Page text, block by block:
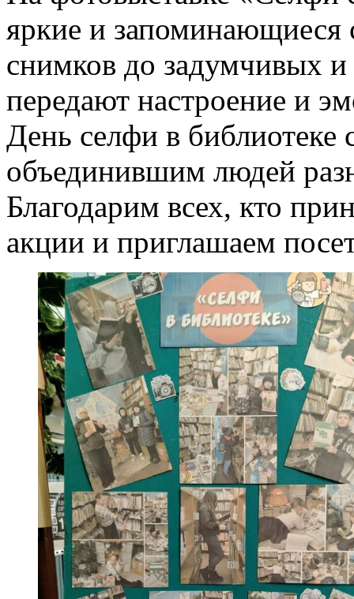
яркие и
снимков до задумчивых
передают настроение и
День селфи в
объединившим людей
Благодарим всех, кто
акции и приглашаем